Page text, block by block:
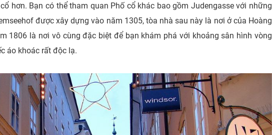
hơn. Bạn có thể tham quan Phố cổ khác bao gồm Judengasse với những
được xây dựng vào năm 1305, tòa nhà sau này là nơi ở của Hoàng
1806 là nơi vô cùng đặc biệt để bạn khám phá với khoảng sân hình vòng
áo khoác rất độc lạ.